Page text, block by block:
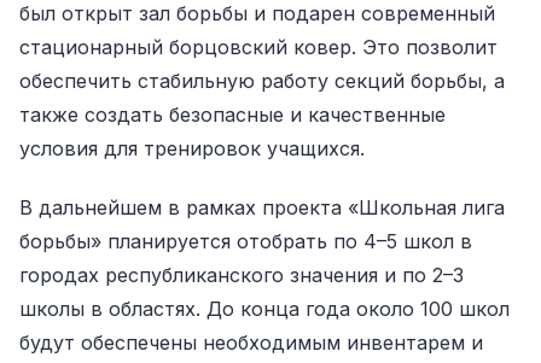
был открыт зал борьбы и подарен современный
стационарный борцовский ковер. Это позволит
обеспечить стабильную работу секций борьбы, а
также создать безопасные и качественные
условия для тренировок учащихся.
В дальнейшем в рамках проекта «Школьная лига
борьбы» планируется отобрать по 4–5 школ в
городах республиканского значения и по 2–3
школы в областях. До конца года около 100 школ
будут обеспечены необходимым инвентарем и